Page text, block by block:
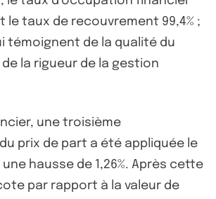
le taux de recouvrement 99,4% ;
témoignent de la qualité du
la rigueur de la gestion
une troisième
prix de part a été appliquée le
hausse de 1,26%. Après cette
par rapport à la valeur de